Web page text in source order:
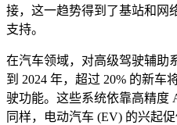
接，这一趋势得到了基站和网
支持。
在汽车领域，对高级驾驶辅助
到 2024 年，超过 20% 的新车
驶功能。这些系统依靠高精度
同样，电动汽车 (EV) 的兴起